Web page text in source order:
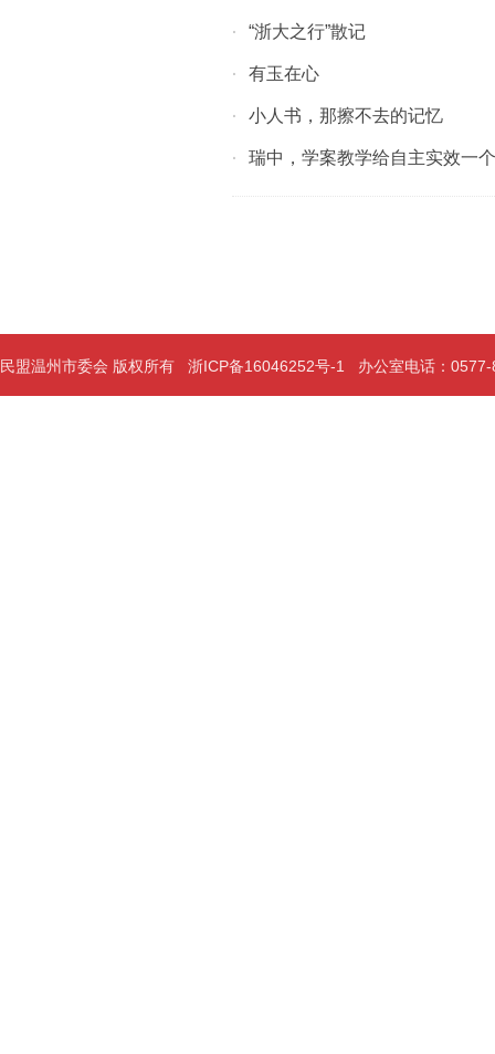
· “浙大之行”散记
· 有玉在心
· 小人书，那擦不去的记忆
· 瑞中，学案教学给自主实效一个
民盟温州市委会 版权所有 浙ICP备16046252号-1 办公室电话：